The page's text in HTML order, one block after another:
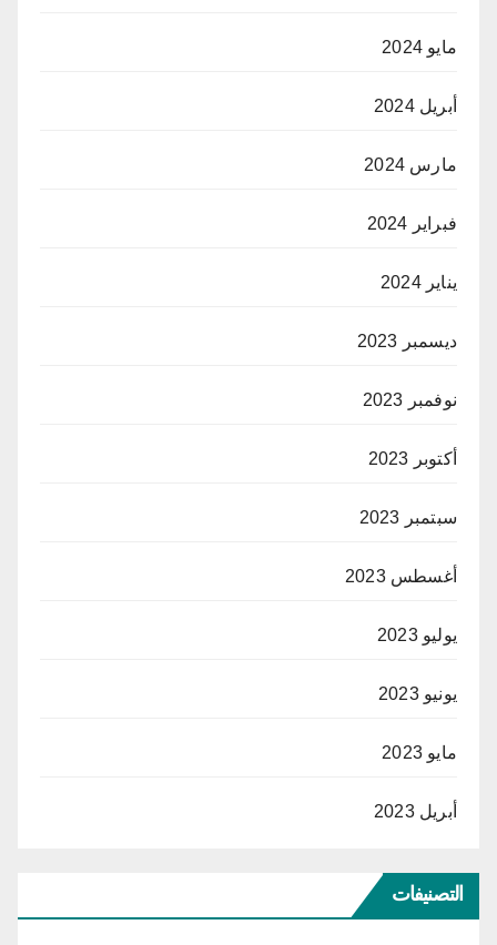
مايو 2024
أبريل 2024
مارس 2024
فبراير 2024
يناير 2024
ديسمبر 2023
نوفمبر 2023
أكتوبر 2023
سبتمبر 2023
أغسطس 2023
يوليو 2023
يونيو 2023
مايو 2023
أبريل 2023
التصنيفات